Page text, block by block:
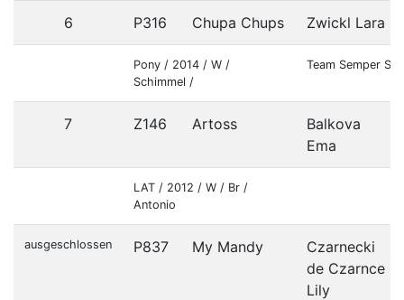
6 P316 Chupa Chups Zwickl Lara
Pony / 2014 / W /
Schimmel /
Team Semper
7 Z146 Artoss
Balkova
Ema
LAT / 2012 / W / Br /
Antonio
ausgeschlossen P837 My Mandy
Czarnecki
de Czarnce
Lily